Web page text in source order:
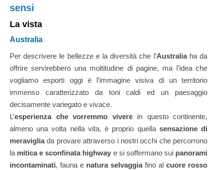
sensi
La vista
Australia
Per descrivere le bellezze e la diversità che l’Australiaha da
offrire servirebbero una moltitudine di pagine, ma l’idea che
vogliamo esporti oggi è l’immagine visiva di un territorio
immenso caratterizzato da toni caldi ed un paesaggio
decisamente variegato e vivace.
L’esperienza che vorremmo viverein questo continente,
almeno una volta nella vita, è proprio quella sensazione di
meravigliada provare attraverso i nostri occhi che percorrono
la mitica e sconfinata highway e si soffermano sui panorami
incontaminati, fauna e natura selvaggiafino al cuore rosso